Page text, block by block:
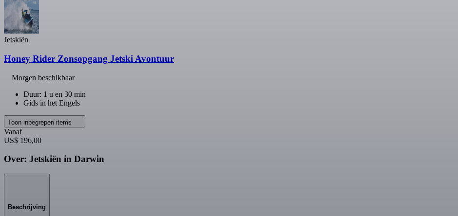
Jetskiën
Honey Rider Zonsopgang Jetski Avontuur
Morgen beschikbaar
Duur: 1 u en 30 min
Gids in het Engels
Toon inbegrepen items
Vanaf
US$ 196,00
Over: Jetskiën in Darwin
Beschrijving